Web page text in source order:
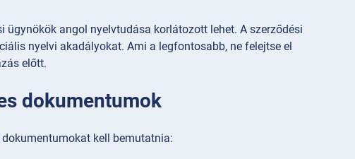
angol nyelvtudása korlátozott lehet. A szerződési
nyelvi akadályokat. Ami a legfontosabb, ne felejtse el
előtt.
dokumentumok
kell bemutatnia: